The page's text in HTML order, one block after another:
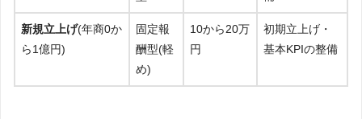
新規立上げ(年商0か
ら1億円)
固定報
酬型(軽
め)
10から20万
円
初期立上げ・
基本KPIの整備